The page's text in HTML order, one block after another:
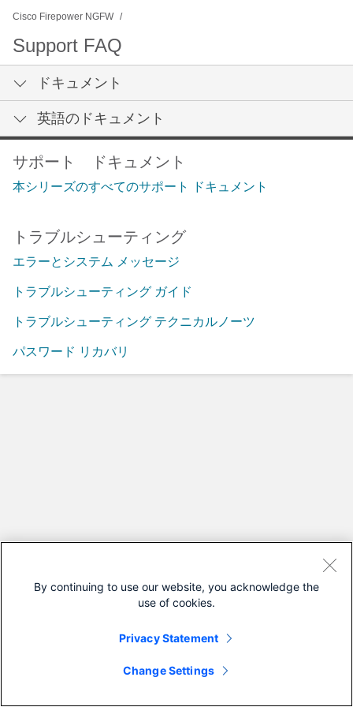
Cisco Firepower NGFW
Support FAQ
ドキュメント
英語のドキュメント
サポート ドキュメント
本シリーズのすべてのサポート ドキュメント
トラブルシューティング
エラーとシステム メッセージ
トラブルシューティング ガイド
トラブルシューティング テクニカルノーツ
パスワード リカバリ
By continuing to use our website, you acknowledge the
use of cookies.
Privacy Statement
Change Settings